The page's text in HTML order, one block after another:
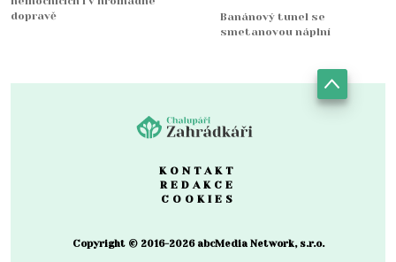
dopravě
Banánový tunel se
smetanovou náplní
KONTAKT
REDAKCE
COOKIES
Copyright © 2016-2026 abcMedia Network, s.r.o.